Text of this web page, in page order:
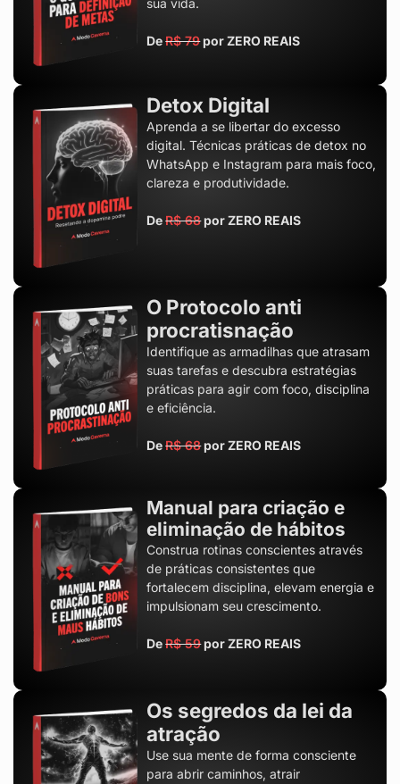
sua vida.
DeR$ 79por ZERO REAIS
Detox Digital
Aprenda a se libertar do excesso
digital. Técnicas práticas de detox no
WhatsApp e Instagram para mais foco,
clareza e produtividade.
DeR$ 68por ZERO REAIS
O Protocolo anti
procratisnação
Identifique as armadilhas que atrasam
suas tarefas e descubra estratégias
práticas para agir com foco, disciplina
e eficiência.
DeR$ 68por ZERO REAIS
Manual para criação e
eliminação de hábitos
Construa rotinas conscientes através
de práticas consistentes que
fortalecem disciplina, elevam energia e
impulsionam seu crescimento.
DeR$ 59por ZERO REAIS
Os segredos da lei da
atração
Use sua mente de forma consciente
para abrir caminhos, atrair